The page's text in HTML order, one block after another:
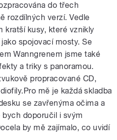
do třech
rozdílných verzí. Vedle
kratší kusy, které vznikly
spojovací mosty. Se
Wanngrenem jsme také
a triky s panoramou.
propracované CD,
mě je každá skladba
se zavřenýma očima a
bych doporučil i svým
by mě zajímalo, co uvidí